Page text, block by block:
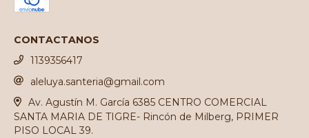
CONTACTANOS
1139356417
aleluya.santeria@gmail.com
Av. Agustín M. García 6385 CENTRO COMERCIAL
SANTA MARIA DE TIGRE- Rincón de Milberg, PRIMER
PISO LOCAL 39.